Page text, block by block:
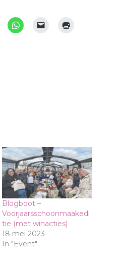
Blogboot –
Voorjaarsschoonmaakedi
tie (met winacties)
18 mei 2023
In "Event"